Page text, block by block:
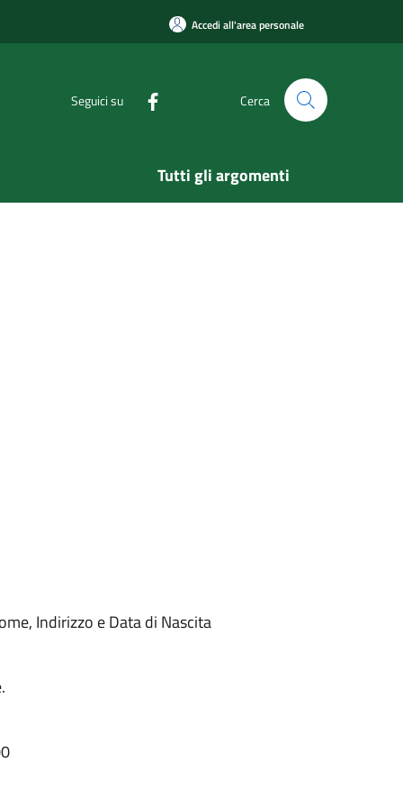
Accedi all'area personale
Seguici su Cerca
Tutti gli argomenti
Indirizzo e Data di Nascita